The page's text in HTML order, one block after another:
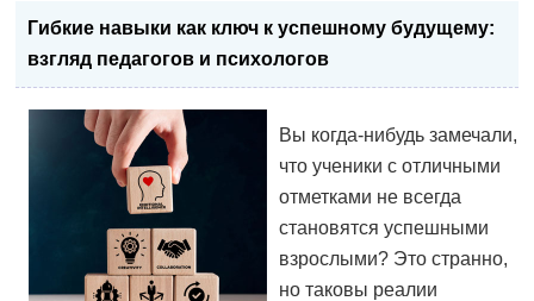
Гибкие навыки как ключ к успешному будущему:
взгляд педагогов и психологов
Вы когда-нибудь замечали,
что ученики с отличными
отметками не всегда
становятся успешными
взрослыми? Это странно,
но таковы реалии